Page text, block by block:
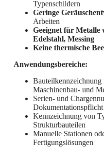
Typenschildern
Geringe
Arbeiten
Geeignet für Metalle
Edelstahl, Messing
Keine thermische
Anwendungsbereiche:
Maschinenbau- und
Serien- und
Dokumentationspflicht
Kennzeichnung von
Strukturbauteilen
Manuelle Stationen
Fertigungslösungen